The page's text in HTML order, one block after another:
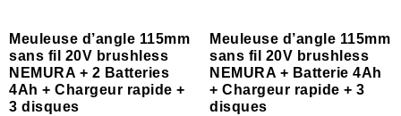
Meuleuse d’angle 115mm
sans fil 20V brushless
NEMURA + 2 Batteries
4Ah + Chargeur rapide +
3 disques
Meuleuse d’angle 115mm
sans fil 20V brushless
NEMURA + Batterie 4Ah
+ Chargeur rapide + 3
disques